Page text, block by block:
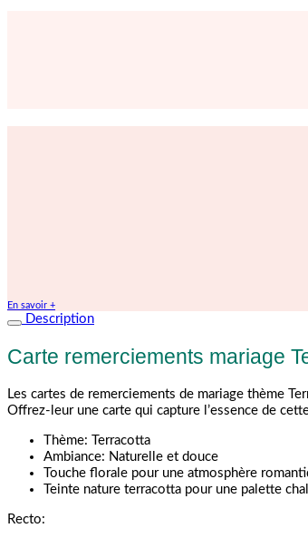
En savoir +
Description
Carte remerciements mariage
Les cartes de remerciements de mariage thème
Offrez-leur une carte qui capture l’essence de
Thème: Terracotta
Ambiance: Naturelle et douce
Touche florale pour une atmosphère
Teinte nature terracotta pour une palette
Recto: